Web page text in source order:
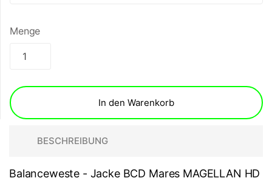
Menge
In den Warenkorb
BESCHREIBUNG
Balanceweste - Jacke BCD Mares MAGELLAN HD